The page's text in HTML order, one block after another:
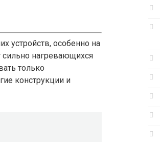
устройств, особенно на
сильно нагревающихся
только
конструкции и